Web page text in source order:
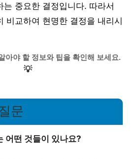
는 중요한 결정입니다. 따라서
비교하여 현명한 결정을 내리시
아야 할 정보와 팁을 확인해 보세요.
💡
문
어떤 것들이 있나요?